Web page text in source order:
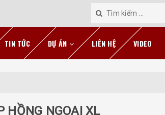
TIN TỨC DỰ ÁN LIÊN HỆ VIDEO
HỒNG NGOẠI XL